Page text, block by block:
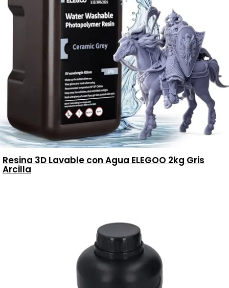
Resina 3D Lavable con Agua ELEGOO 2kg Gris
Arcilla